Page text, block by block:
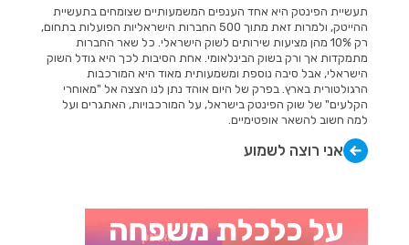
תעשיית הפינטק היא אחד הענפים המשמעותיים שצומחים בתעשיית
ההייטק, ולמרות זאת מתוך 500 החברות הישראליות הפועלות בתחום,
רק 10% מהן מציעות שירותים לשוק הישראלי. כל שאר החברות
מתמקדות אך ורק בשוק הבינלאומי. אחת הסיבות לכך היא גודל השוק
הישראלי, אבל סיבה נוספת ומשמעותית מאוד היא המורכבות
הרגולטורית בארץ. בפרק של היום אוהד נתן לנו הצצה אל "מאוחרי
הקלעים" של שוק הפינטק בישראל, על המורכבויות, האתגרים ועל
למה חשוב להשאר אופטימיים.
אני רוצה לשמוע